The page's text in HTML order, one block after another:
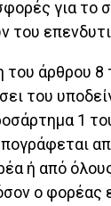
για το
του
άρθρου 8
του
1
ή από
ο φορέας